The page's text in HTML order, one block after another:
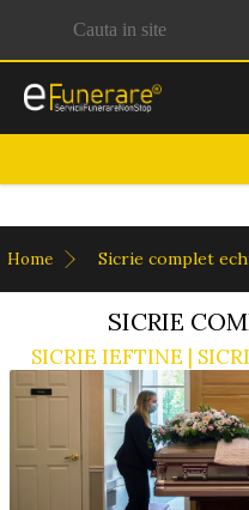
Home Sicrie complet
SICRIE
SICRIE IEFTINE |